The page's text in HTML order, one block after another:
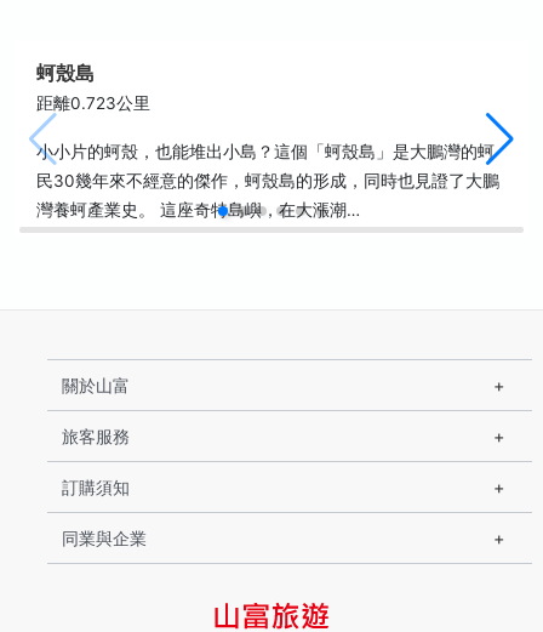
蚵殼島
距離0.723公里
小小片的蚵殼，也能堆出小島？這個「蚵殼島」是大鵬灣的蚵
民30幾年來不經意的傑作，蚵殼島的形成，同時也見證了大鵬
灣養蚵產業史。 這座奇特島嶼，在大漲潮…
關於山富
旅客服務
訂購須知
同業與企業